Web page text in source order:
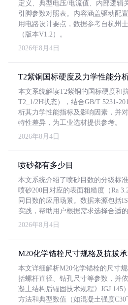
定义、典型电压/电流值、内部逻辑
引脚参数对照表。内容涵盖驱动配
用电路设计要点，数据参考自杭州
（版本V1.2）。
2026年8月4日
T2紫铜国标硬度及力学性能分
本文系统解读T2紫铜的国标硬度和
T2_1/2H状态），结合GB/T 5231-
析其力学性能指标及影响因素，并
特性差异，为工业选材提供参考。
2026年8月4日
喷砂都有多少目
本文系统介绍了喷砂目数的分级标
喷砂200目对应的表面粗糙度（Ra
同目数的应用场景。数据来源包括
实践，帮助用户根据需求选择合适的
2026年8月4日
M20化学锚栓尺寸规格及抗拔
本文详细解析M20化学锚栓的尺寸
括螺杆直径、钻孔尺寸等参数，并
凝土结构后锚固技术规程》JGJ 145
方法和典型数值（如混凝土强度C30